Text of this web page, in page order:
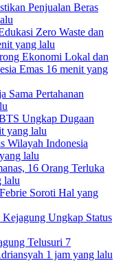
Penjualan Beras
Zero Waste dan
yang lalu
Ekonomi Lokal dan
Emas 16 menit yang
Sama Pertahanan
Ungkap Dugaan
yang lalu
Wilayah Indonesia
lalu
16 Orang Terluka
lalu
Soroti Hal yang
Ungkap Status
Telusuri 7
1 jam yang lalu